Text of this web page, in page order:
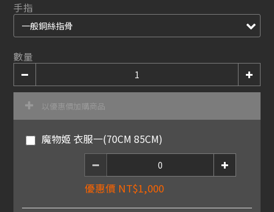
手指
數量
以優惠價加購商品
魔物姬 衣服一(70CM 85CM)
優惠價 NT$1,000